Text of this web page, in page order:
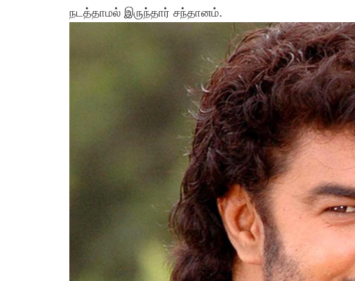
நடத்தாமல் இருந்தார் சந்தானம்.